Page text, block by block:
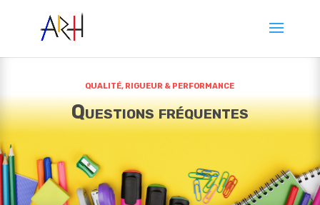
QUALITÉ, RIGUEUR & PERFORMANCE
Questions fréquentes